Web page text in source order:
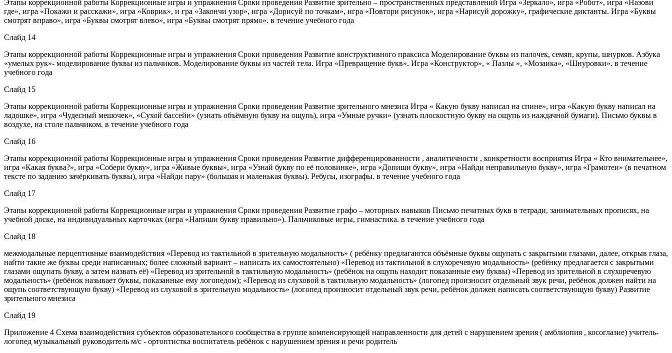
Этапы коррекционной работы Коррекционные игры и упражнения Сроки проведения Развитие зрительно – пространственных представлений Игра «Зеркало», игра «Робот», игра «Назови
где», игра «Покажи и расскажи», игра «Коврик», и гра «Закончи узор», игра «Дорисуй по точкам», игра «Повтори рисунок», игра «Нарисуй дорожку», графические диктанты. Игра «Буквы
смотрят вправо», игра «Буквы смотрят влево», игра «Буквы смотрят прямо». в течение учебного года
Слайд 14
Этапы коррекционной работы Коррекционные игры и упражнения Сроки проведения Развитие конструктивного праксиса Моделирование буквы из палочек, семян, крупы, шнурков. Азбука
«умелых рук»- моделирование буквы из пальчиков. Моделирование буквы из частей тела. Игра «Превращение букв». Игра «Конструктор», « Пазлы », «Мозаика», «Шнуровки». в течение
учебного года
Слайд 15
Этапы коррекционной работы Коррекционные игры и упражнения Сроки проведения Развитие зрительного мнезиса Игра « Какую букву написал на спине», игра «Какую букву написал на
ладошке», игра «Чудесный мешочек», «Сухой бассейн» (узнать объёмную букву на ощупь), игра «Умные ручки» (узнать плоскостную букву на ощупь из наждачной бумаги). Письмо буквы в
воздухе, на столе пальчиком. в течение учебного года
Слайд 16
Этапы коррекционной работы Коррекционные игры и упражнения Сроки проведения Развитие дифференцированности , аналитичности , конкретности восприятия Игра « Кто внимательнее»,
игра «Какая буква?», игра «Собери букву», игра «Живые буквы», игра «Узнай букву по её половинке», игра «Допиши букву», игра «Найди неправильную букву», игра «Грамотеи» (в печатном
тексте по заданию зачёркивать буквы), игра «Найди пару» (большая и маленькая буквы). Ребусы, изографы. в течение учебного года
Слайд 17
Этапы коррекционной работы Коррекционные игры и упражнения Сроки проведения Развитие графо – моторных навыков Письмо печатных букв в тетради, занимательных прописях, на
учебной доске, на индивидуальных карточках (игра «Напиши букву правильно»). Пальчиковые игры, гимнастика. в течение учебного года
Слайд 18
межмодальные перцептивные взаимодействия «Перевод из тактильной в зрительную модальность» ( ребёнку предлагаются объёмные буквы ощупать с закрытыми глазами, далее, открыв глаза,
найти такие же буквы среди написанных; более сложный вариант – написать их самостоятельно) «Перевод из тактильной в слухоречевую модальность» (ребёнку предлагается с закрытыми
глазами ощупать букву, а затем назвать её) «Перевод из зрительной в тактильную модальность» (ребёнок на ощупь находит показанные ему буквы) «Перевод из зрительной в слухоречевую
модальность» (ребёнок называет буквы, показанные ему логопедом); «Перевод из слуховой в тактильную модальность» (логопед произносит отдельный звук речи, ребёнок должен найти на
ощупь соответствующую букву) «Перевод из слуховой в зрительную модальность» (логопед произносит отдельный звук речи, ребёнок должен написать соответствующую букву) Развитие
зрительного мнезиса
Слайд 19
Приложение 4 Схема взаимодействия субъектов образовательного сообщества в группе компенсирующей направленности для детей с нарушением зрения ( амблиопия , косоглазие) учитель-
логопед музыкальный руководитель м/с - ортоптистка воспитатель ребёнок с нарушением зрения и речи родитель